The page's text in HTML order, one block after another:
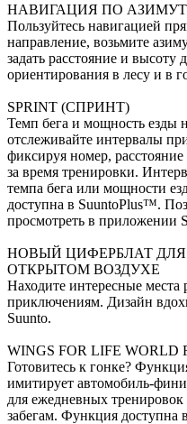
НАВИГАЦИЯ ПО
Пользуйтесь навигацией
направление, возьмите
задать расстояние и высоту
ориентирования в лесу и в
SPRINT (СПРИНТ)
Темп бега и мощность езды
отслеживайте интервалы
фиксируя номер,
за время тренировки.
темпа бега или мощности
доступна в SuuntoPlus™.
просмотреть в приложении
НОВЫЙ ЦИФЕРБЛАТ
ОТКРЫТОМ ВОЗДУХЕ
Находите интересные места
приключениям. Дизайн
Suunto.
WINGS FOR LIFE WORLD
Готовитесь к гонке?
имитирует автомобиль-
для ежедневных
забегам. Функция доступна